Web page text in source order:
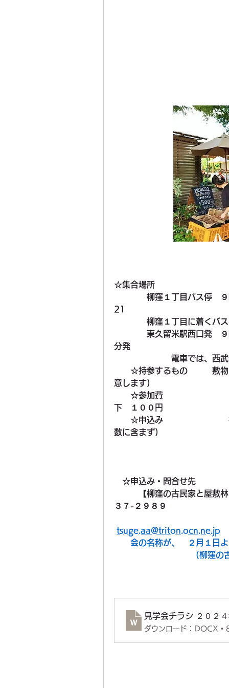
☆集合場所
柳窪１丁目バス停　９時
21
柳窪１丁目に着くバス
東久留米駅西口発　９時
分発
電車では、西武新宿線
☆持参するもの　　　敷物
意します)
☆参加費　　　　　　　
下　１００円
☆申込み　　　　　　　　
数に含まず)
☆申込み・問合せ先
【柳窪の古民家と屋敷林を
３７-２９８９
tsuge.aa@triton.ocn.ne.jp
会の名称が、　２月１日よ
(柳窪の古民家と屋敷
見学会チラシ ２０２
ダウンロード：DOCX •